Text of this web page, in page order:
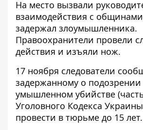
На место вызвали
взаимодействия с
задержал злоумышленника.
Правоохранители провели
действия и изъяли нож.
17 ноября следователи
задержанному о подозрении
умышленном убийстве
Уголовного Кодекса
провести в тюрьме до 15 лет.